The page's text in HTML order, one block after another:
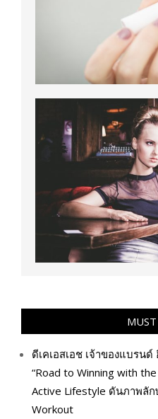
ดีเคเอสเอช เจ้าของแบรน
“Road to Winning with
Active Lifestyle ดันภาพลั
Workout